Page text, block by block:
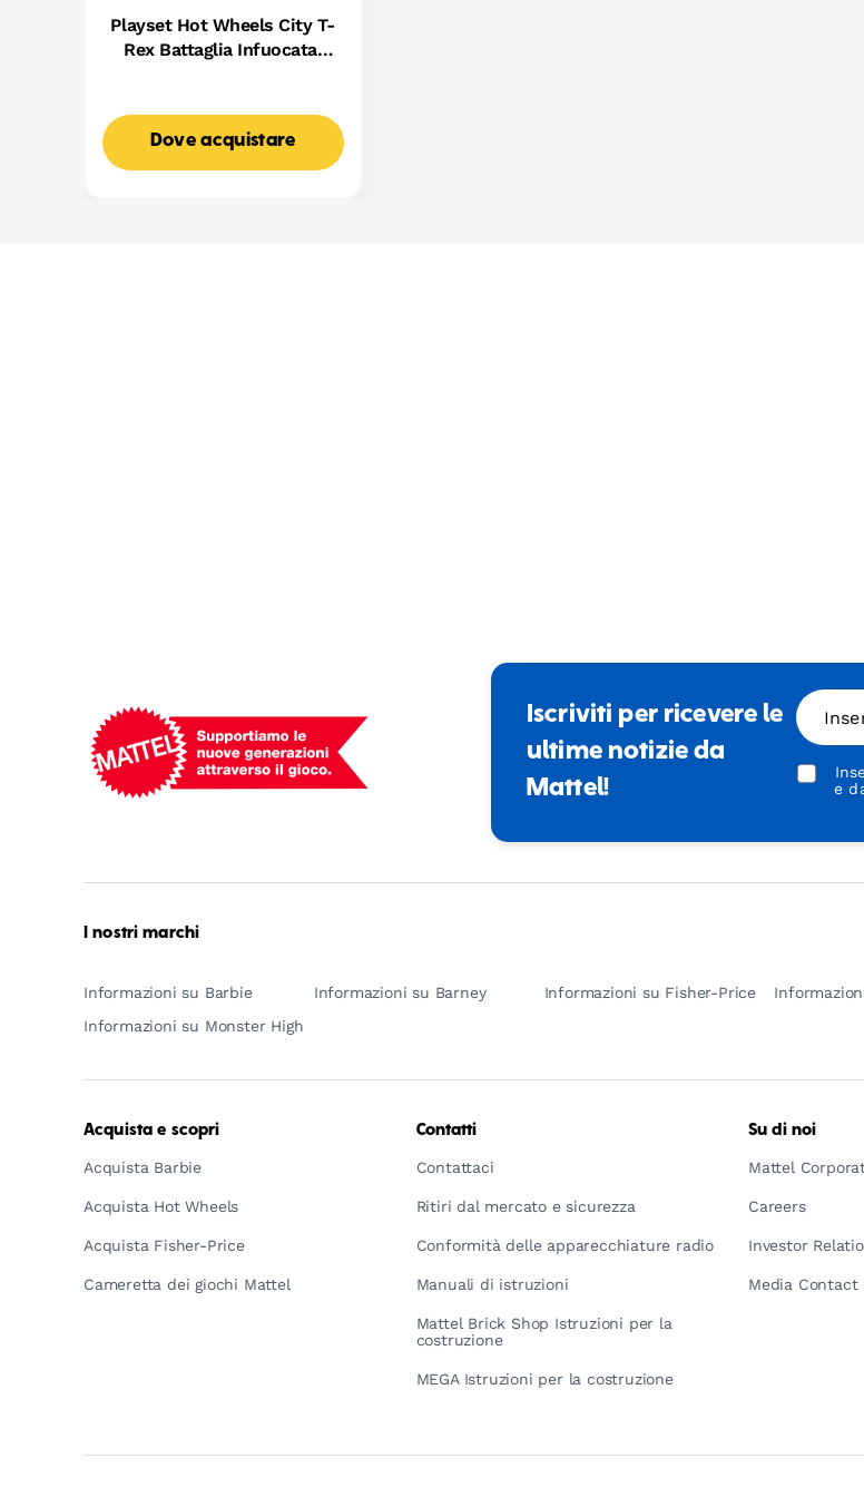
Playset Hot Wheels City T-
Rex Battaglia Infuocata,
Dove acquistare
Iscriviti per ricevere le
ultime notizie da
Mattel!
e
I nostri marchi
Informazioni su Barbie Informazioni su Barney Informazioni su Fisher-Price
Informazioni su Monster High
Acquista e scopri
Acquista Barbie
Acquista Hot Wheels
Acquista Fisher-Price
Cameretta dei giochi Mattel
Contatti
Contattaci
Ritiri dal mercato e sicurezza
Conformità delle apparecchiature radio
Manuali di istruzioni
Mattel Brick Shop Istruzioni per la
costruzione
MEGA Istruzioni per la costruzione
Su di noi
Mattel
Careers
Investor
Media Contact